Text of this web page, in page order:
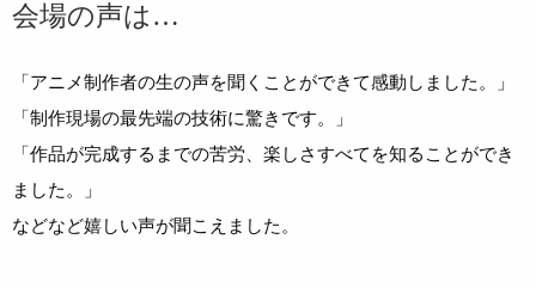
会場の声は…
「アニメ制作者の生の声を聞くことができて感動しました。」
「制作現場の最先端の技術に驚きです。」
「作品が完成するまでの苦労、楽しさすべてを知ることができ
ました。」
などなど嬉しい声が聞こえました。